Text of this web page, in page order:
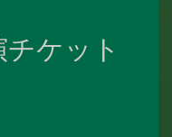
ケット